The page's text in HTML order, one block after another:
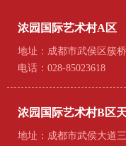
浓园国际艺术村A区
地址：成都市武侯区簇
电话：028-85023618
浓园国际艺术村B区
地址：成都市武侯大道